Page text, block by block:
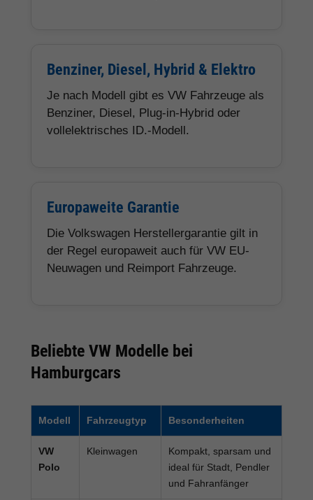
Benziner, Diesel, Hybrid & Elektro
Je nach Modell gibt es VW Fahrzeuge als
Benziner, Diesel, Plug-in-Hybrid oder
vollelektrisches ID.-Modell.
Europaweite Garantie
Die Volkswagen Herstellergarantie gilt in
der Regel europaweit auch für VW EU-
Neuwagen und Reimport Fahrzeuge.
Beliebte VW Modelle bei
Hamburgcars
Modell Fahrzeugtyp Besonderheiten
VW
Polo
Kleinwagen
Kompakt, sparsam und
ideal für Stadt, Pendler
und Fahranfänger